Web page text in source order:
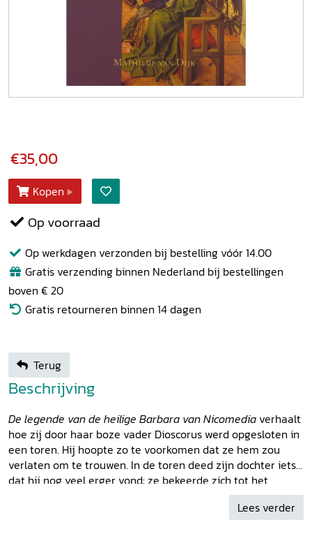
€35,00
Kopen
Op voorraad
Op werkdagen verzonden bij bestelling vóór 14.00
Gratis verzending binnen Nederland bij bestellingen
boven € 20
Gratis retourneren binnen 14 dagen
Terug
Beschrijving
De legende van de heilige Barbara van Nicomedia verhaalt
hoe zij door haar boze vader Dioscorus werd opgesloten in
een toren. Hij hoopte zo te voorkomen dat ze hem zou
verlaten om te trouwen. In de toren deed zijn dochter iets,
dat hij nog veel erger vond: ze bekeerde zich tot het
christendom. Hij leverde haar uit aan de plaatselijke
rechter, die haar gruwelijk liet martelen en ter doodLees verder